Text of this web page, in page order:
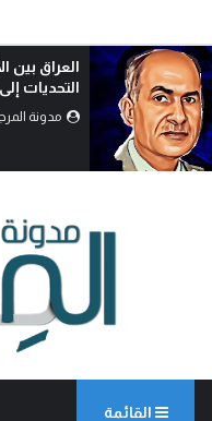
العراق بين
التحديات
مدونة
القائمة